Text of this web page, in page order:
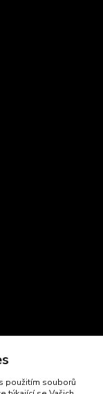
s použitím souborů